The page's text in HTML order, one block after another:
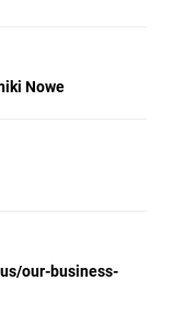
Nowe
our-business-